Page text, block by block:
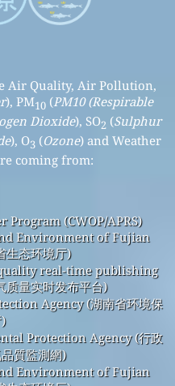
Air Quality, Air Pollution,
), PM10(PM10 (Respirable
Dioxide), SO2 (Sulphur
), O3 (Ozone) and Weather
coming from:
(CWOP/APRS)
Environment of Fujian
生态环境厅)
real-time publishing
量实时发布平台)
Agency (湖南省环境保
Protection Agency (行政
質監測網)
Environment of Fujian